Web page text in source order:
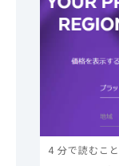
4 分で読むこ